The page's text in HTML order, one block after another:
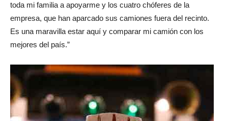
toda mi familia a apoyarme y los cuatro chóferes de la
empresa, que han aparcado sus camiones fuera del recinto.
Es una maravilla estar aquí y comparar mi camión con los
mejores del país.”